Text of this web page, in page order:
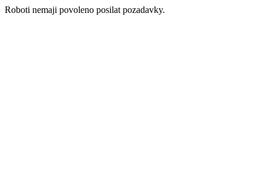
Roboti nemaji povoleno posilat pozadavky.